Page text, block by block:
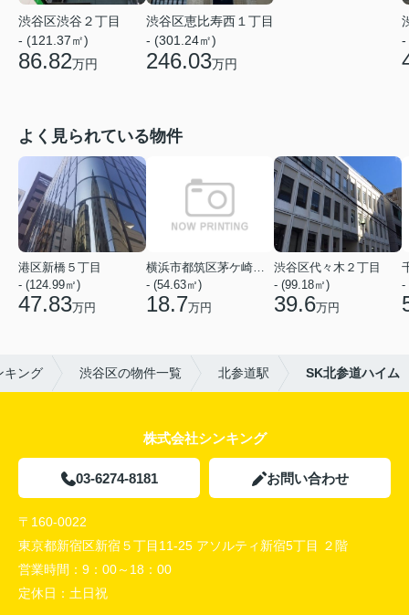
渋谷区渋谷２丁目
- (121.37㎡)
86.82万円
渋谷区恵比寿西１丁目
- (301.24㎡)
246.03万円
-
よく見られている物件
港区新橋５丁目
- (124.99㎡)
47.83万円
- (54.63㎡)
18.7万円
渋谷区代々木２丁目
- (99.18㎡)
39.6万円
-
キング 渋谷区の物件一覧 北参道駅 SK北参道ハイム
株式会社シンキング
03-6274-8181 お問い合わせ
〒160-0022
東京都新宿区新宿５丁目11-25 アソルティ新宿5丁目 ２階
営業時間： 9：00～18：00
定休日： 土日祝